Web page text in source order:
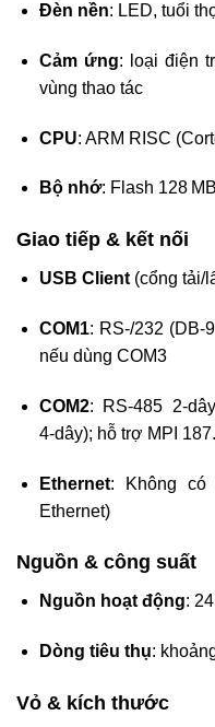
Đèn nền: LED, tuổi
Cảm ứng: loại điện
vùng thao tác
CPU: ARM RISC
Bộ nhớ: Flash 128
Giao tiếp & kết nối
USB Client(cổng tải/
COM1: RS-/232
nếu dùng COM3
COM2: RS‑485
4‑dây); hỗ trợ MPI
Ethernet: Không có
Ethernet)
Nguồn & công suất
Nguồn hoạt động:
Dòng tiêu thụ:
Vỏ & kích thước